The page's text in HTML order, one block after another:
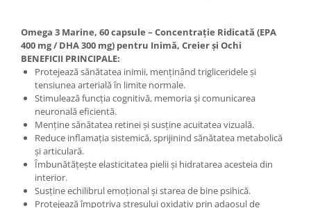
Omega 3 Marine, 60 capsule – Concentrație Ridicată (EPA
400 mg / DHA 300 mg) pentru Inimă, Creier și Ochi
BENEFICII PRINCIPALE:
Protejează sănătatea inimii, menținând trigliceridele și
tensiunea arterială în limite normale.
Stimulează funcția cognitivă, memoria și comunicarea
neuronală eficientă.
Menține sănătatea retinei și susține acuitatea vizuală.
Reduce inflamația sistemică, sprijinind sănătatea metabolică
și articulară.
Îmbunătățește elasticitatea pielii și hidratarea acesteia din
interior.
Susține echilibrul emoțional și starea de bine psihică.
Protejează împotriva stresului oxidativ prin adaosul de